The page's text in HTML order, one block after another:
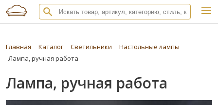
Главная Каталог Светильники
Настольные лампы
Лампа, ручная работа
Лампа, ручная работа